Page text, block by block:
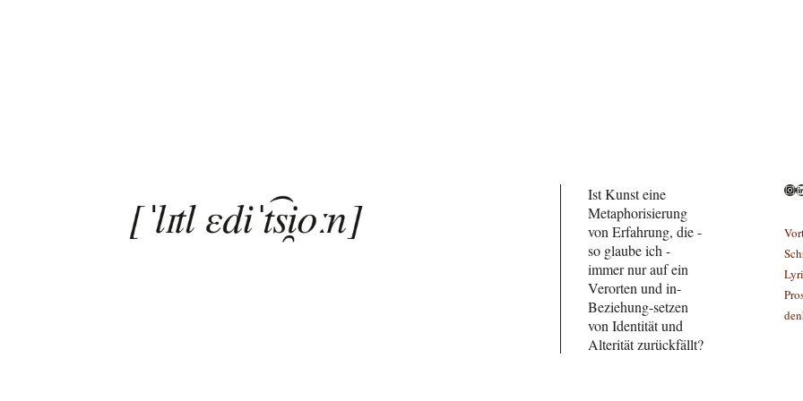
Ist Kunst eine
Metaphorisierung
von Erfahrung, die -
so glaube ich -
immer nur auf ein
Verorten und in-
Beziehung-setzen
von Identität und
Alterität zurückfällt?